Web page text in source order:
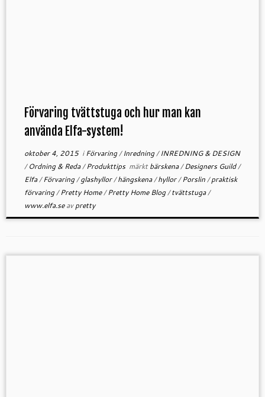
Förvaring tvättstuga och hur man kan
använda Elfa-system!
oktober 4, 2015iFörvaring/Inredning/INREDNING & DESIGN
/Ordning & Reda/Produkttips märktbärskena/Designers Guild/
Elfa/Förvaring/glashyllor/hängskena/hyllor/Porslin/praktisk
förvaring/Pretty Home/Pretty Home Blog/tvättstuga/
www.elfa.seavpretty